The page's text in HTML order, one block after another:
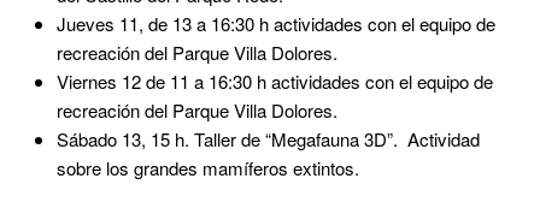
Jueves 11, de 13 a 16:30 h actividades con el equipo de
recreación del Parque Villa Dolores.
Viernes 12 de 11 a 16:30 h actividades con el equipo de
recreación del Parque Villa Dolores.
Sábado 13, 15 h. Taller de “Megafauna 3D”. Actividad
sobre los grandes mamíferos extintos.